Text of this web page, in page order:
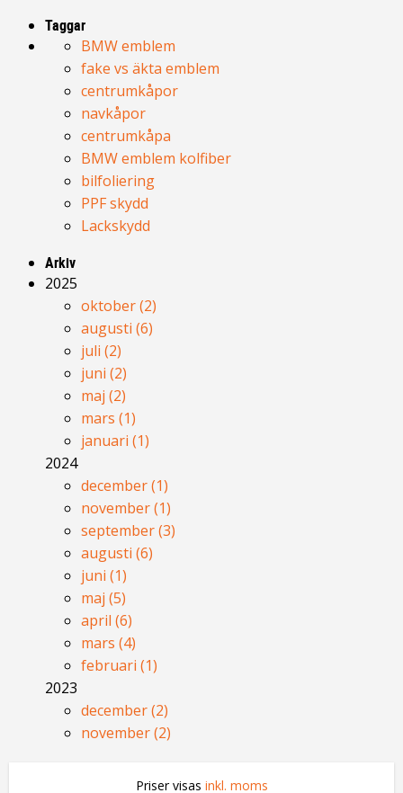
Taggar
BMW emblem
fake vs äkta emblem
centrumkåpor
navkåpor
centrumkåpa
BMW emblem kolfiber
bilfoliering
PPF skydd
Lackskydd
Arkiv
2025
oktober (2)
augusti (6)
juli (2)
juni (2)
maj (2)
mars (1)
januari (1)
2024
december (1)
november (1)
september (3)
augusti (6)
juni (1)
maj (5)
april (6)
mars (4)
februari (1)
2023
december (2)
november (2)
Priser visas inkl. moms